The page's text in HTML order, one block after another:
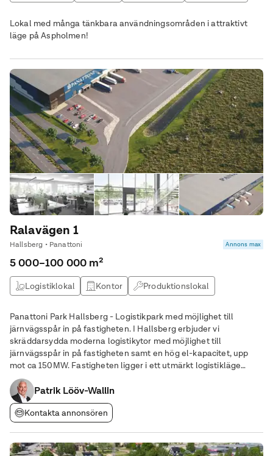
Lokal med många tänkbara användningsområden i attraktivt
läge på Aspholmen!
Ralavägen 1
Hallsberg • Panattoni Annons max
5 000–100 000 m²
Logistiklokal Kontor
Produktionslokal
Panattoni Park Hallsberg - Logistikpark med möjlighet till
järnvägsspår in på fastigheten. I Hallsberg erbjuder vi
skräddarsydda moderna logistikytor med möjlighet till
järnvägsspår in på fastigheten samt en hög el-kapacitet, upp
mot ca 150MW. Fastigheten ligger i ett utmärkt logistikläge
söder om Örebro, ca 5 minuter från E20 och i nära anslutning till
Nordens största rangerbangård. Bangården
Patrik Lööv-Wallin
Kontakta annonsören